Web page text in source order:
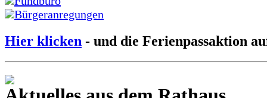
Bürgeranregungen
Hier klicken - und die Ferienpassaktion